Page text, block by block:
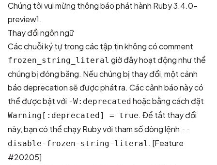
Chúng tôi vui mừng thông báo phát hành Ruby 3.4.0-
preview1.
Thay đổi ngôn ngữ
Các chuỗi ký tự trong các tập tin không có comment
frozen_string_literal giờ đây hoạt động như thể
chúng bị đóng băng. Nếu chúng bị thay đổi, một cảnh
báo deprecation sẽ được phát ra. Các cảnh báo này có
thể được bật với -W:deprecated hoặc bằng cách đặt
Warning[:deprecated] = true. Để tắt thay đổi
này, bạn có thể chạy Ruby với tham số dòng lệnh --
disable-frozen-string-literal . [Feature
#20205]